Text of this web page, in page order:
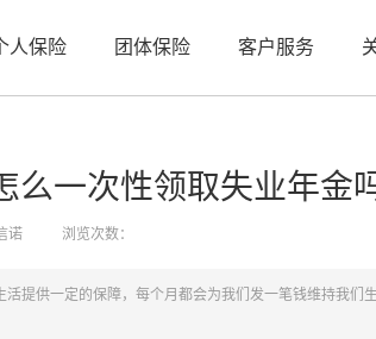
人保险 团体保险 客户服务
一次性领取失业年金
诺 浏览次数：
提供一定的保障，每个月都会为我们发一笔钱维持我们